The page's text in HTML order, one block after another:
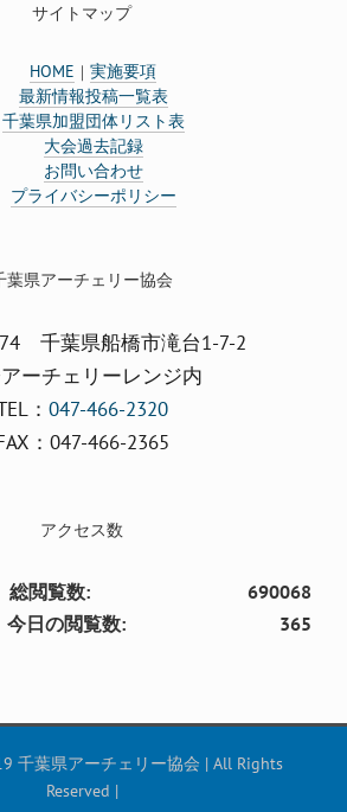
サイトマップ
HOME ｜実施要項
最新情報投稿一覧表
千葉県加盟団体リスト表
大会過去記録
お問い合わせ
プライバシーポリシー
葉県アーチェリー協会
千葉県船橋市滝台1-7-2
ーチェリーレンジ内
： 047-466-2320
：047-466-2365
アクセス数
690068
総閲覧数:
365
今日の閲覧数:
千葉県アーチェリー協会 | All Rights
Reserved |